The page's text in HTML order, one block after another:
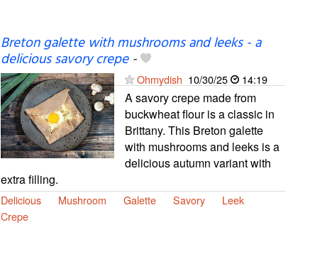
Breton galette with mushrooms and leeks - a
delicious savory crepe-
Ohmydish 10/30/25 14:19
A savory crepe made from
buckwheat flour is a classic in
Brittany. This Breton galette
with mushrooms and leeks is a
delicious autumn variant with
extra filling.
Delicious Mushroom Galette Savory
Leek
Crepe